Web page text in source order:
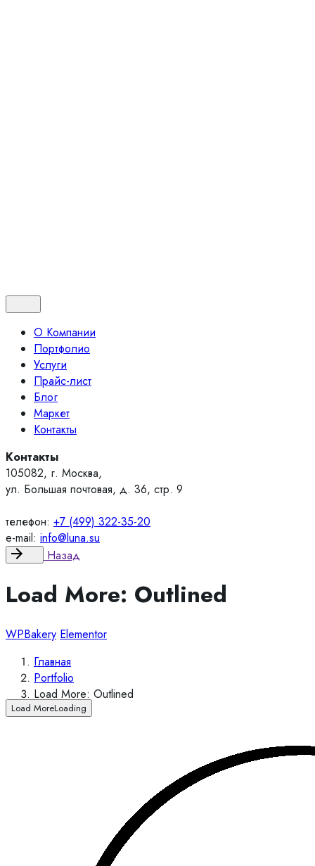
О Компании
Портфолио
Услуги
Прайс-лист
Блог
Маркет
Контакты
Контакты
105082, г. Москва,
ул. Большая почтовая, д. 36, стр. 9
телефон: +7 (499) 322-35-20
e-mail: info@luna.su
Назад
Load More: Outlined
WPBakery Elementor
Главная
Portfolio
Load More: Outlined
Load MoreLoading